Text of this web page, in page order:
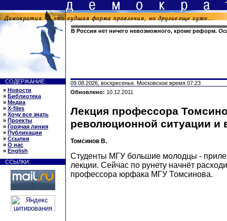
В России нет ничего невозможного, кроме реформ.
СОДЕРЖАНИЕ:
» Новости
» Библиотека
» Медиа
» X-files
» Хочу все знать
» Проекты
» Горячая линия
» Публикации
» Ссылки
» О нас
» English
ССЫЛКИ:
09.08.2026, воскресенье. Московское время 07:23
Обновлено: 10.12.2011
Лекция профессора
революционной ситуации и
Томсинов В.
Студенты МГУ большие молодцы -
лекции. Сейчас по рунету начнёт
профессора юрфака МГУ Томсинова.